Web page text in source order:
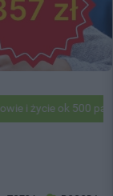
pasażerów!